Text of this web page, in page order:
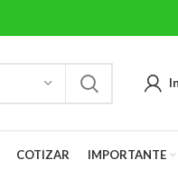
COTIZAR IMPORTANTE